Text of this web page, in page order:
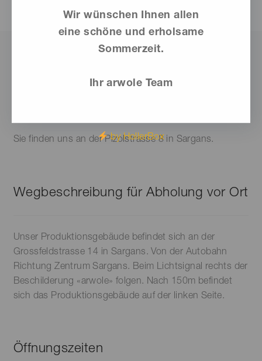
arwole Laden Sargans
Sie finden uns an der Pizolstrasse 8 in Sargans.
Wegbeschreibung für Abholung vor Ort
Unser Produktionsgebäude befindet sich an der
Grossfeldstrasse 14 in Sargans. Von der Autobahn
Richtung Zentrum Sargans. Beim Lichtsignal rechts der
Beschilderung «arwole» folgen. Nach 150m befindet
sich das Produktionsgebäude auf der linken Seite.
Öffnungszeiten
Wir wünschen Ihnen allen
eine schöne und erholsame
Sommerzeit.
Ihr arwole Team
by HollerBox